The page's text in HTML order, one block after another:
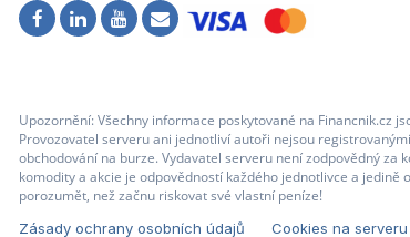
Upozornění: Všechny informace poskytované na Financnik.cz
Provozovatel serveru ani jednotliví autoři nejsou
obchodování na burze. Vydavatel serveru není zodpovědný
komodity a akcie je odpovědností každého jednotlivce a
porozumět, než začnu riskovat své vlastní peníze!
Zásady ochrany osobních údajů Cookies na